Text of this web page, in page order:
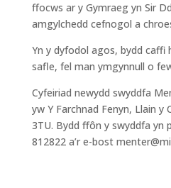
ffocws ar y Gymraeg yn Sir
amgylchedd cefnogol a
Yn y dyfodol agos, bydd caffi
safle, fel man ymgynnull o
Cyfeiriad newydd swyddfa
yw Y Farchnad Fenyn, Llain y
3TU. Bydd ffôn y swyddfa yn
812822 a’r e-bost